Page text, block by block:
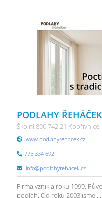
PODLAHY ŘEHÁČEK
Školní 890 742 21 Kopřivnice
www.podlahyrehacek.cz
775 334 692
info@podlahyrehacek.cz
Firma vznikla roku 1999.
podlah. Od roku 2003 jsme ...